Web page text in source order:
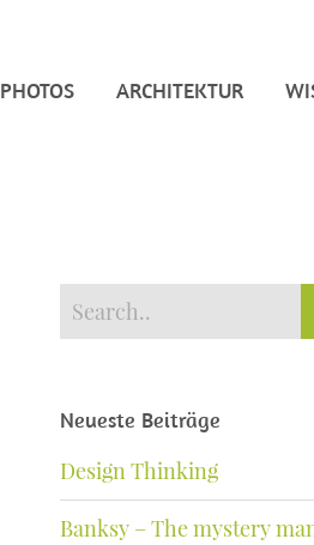
PHOTOS ARCHITEKTUR
Neueste Beiträge
Design Thinking
Banksy – The mystery